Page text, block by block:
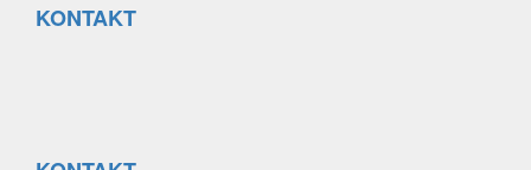
KONTAKT